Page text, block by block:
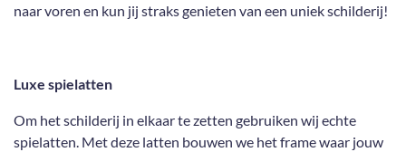
naar voren en kun jij straks genieten van een uniek schilderij!
Luxe spielatten
Om het schilderij in elkaar te zetten gebruiken wij echte
spielatten. Met deze latten bouwen we het frame waar jouw